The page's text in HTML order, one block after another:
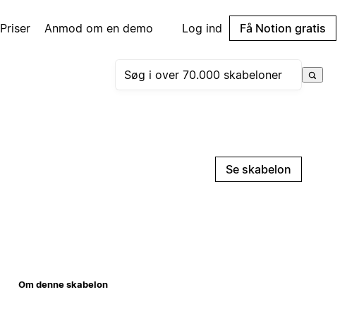
Priser Anmod om en demo Log ind Få Notion gratis
Se skabelon
Om denne skabelon